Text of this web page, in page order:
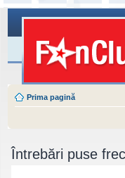
Prima pagină
Întrebări puse